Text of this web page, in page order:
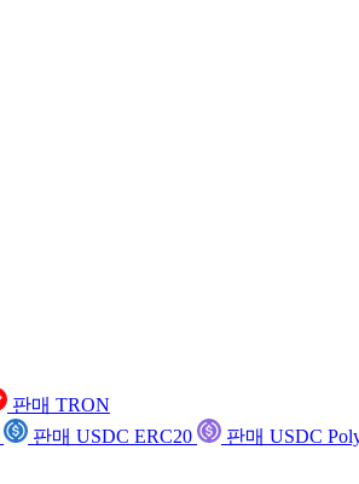
판매 TRON
판매 USDC ERC20
판매 USDC